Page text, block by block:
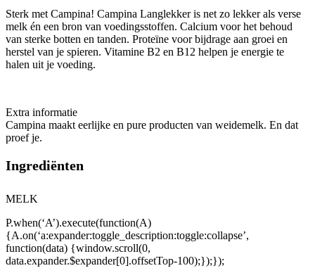
Sterk met Campina! Campina Langlekker is net zo lekker als verse
melk én een bron van voedingsstoffen. Calcium voor het behoud
van sterke botten en tanden. Proteïne voor bijdrage aan groei en
herstel van je spieren. Vitamine B2 en B12 helpen je energie te
halen uit je voeding.
Extra informatie
Campina maakt eerlijke en pure producten van weidemelk. En dat
proef je.
Ingrediënten
MELK
P.when(‘A’).execute(function(A)
{A.on(‘a:expander:toggle_description:toggle:collapse’,
function(data) {window.scroll(0,
data.expander.$expander[0].offsetTop-100);});});